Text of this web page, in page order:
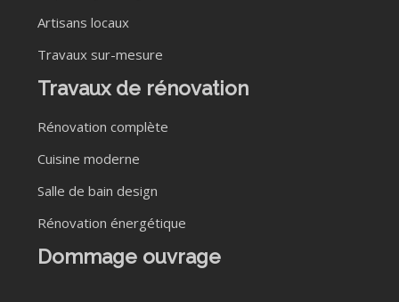
Artisans locaux
Travaux sur-mesure
Travaux de rénovation
Rénovation complète
Cuisine moderne
Salle de bain design
Rénovation énergétique
Dommage ouvrage